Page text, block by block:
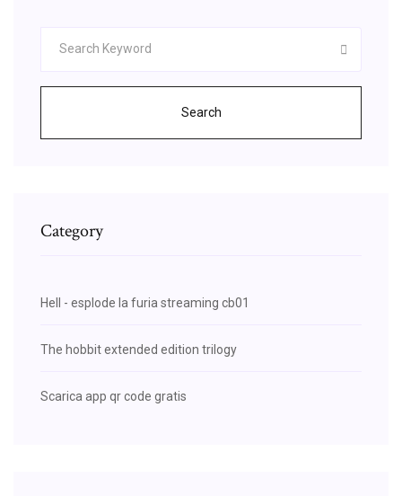
Search
Category
Hell - esplode la furia streaming cb01
The hobbit extended edition trilogy
Scarica app qr code gratis